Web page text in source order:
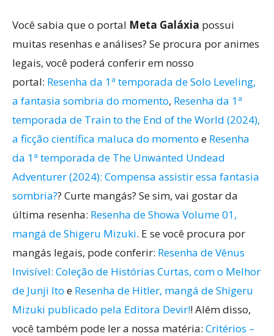
Você sabia que o portal Meta Galáxia possui
muitas resenhas e análises? Se procura por animes
legais, você poderá conferir em nosso
portal: Resenha da 1ª temporada de Solo Leveling,
a fantasia sombria do momento, Resenha da 1ª
temporada de Train to the End of the World (2024),
a ficção científica maluca do momento e Resenha
da 1ª temporada de The Unwanted Undead
Adventurer (2024): Compensa assistir essa fantasia
sombria?? Curte mangás? Se sim, vai gostar da
última resenha: Resenha de Showa Volume 01,
mangá de Shigeru Mizuki. E se você procura por
mangás legais, pode conferir: Resenha de Vênus
Invisível: Coleção de Histórias Curtas, com o Melhor
de Junji Ito e Resenha de Hitler, mangá de Shigeru
Mizuki publicado pela Editora Devir!! Além disso,
você também pode ler a nossa matéria: Critérios –